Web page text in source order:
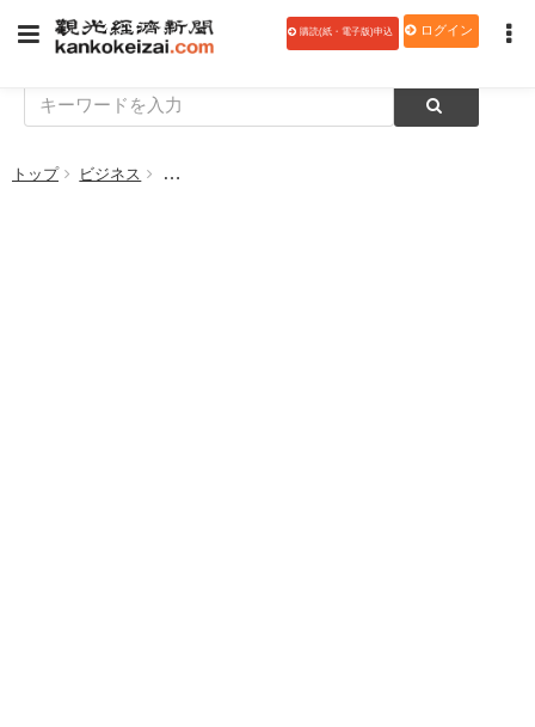
購読(紙・電子版)申込 ログイン
トップ ビジネス 宿の「キャンセル料」を議論 現場の実践から対応